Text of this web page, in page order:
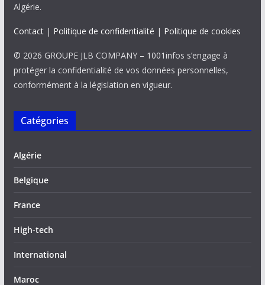
Algérie.
Contact| Politique de confidentialité | Politique de cookies
© 2026 GROUPE JLB COMPANY – 1001infos s’engage à
protéger la confidentialité de vos données personnelles,
conformément à la législation en vigueur.
Catégories
Algérie
Belgique
France
High-tech
International
Maroc